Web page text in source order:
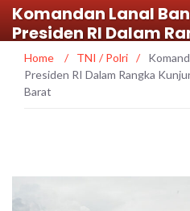
Komandan Lanal
Presiden RI Dalam
Kerja di Wilayah
Home / TNI / Polri /
Presiden RI Dalam Rangka
Barat